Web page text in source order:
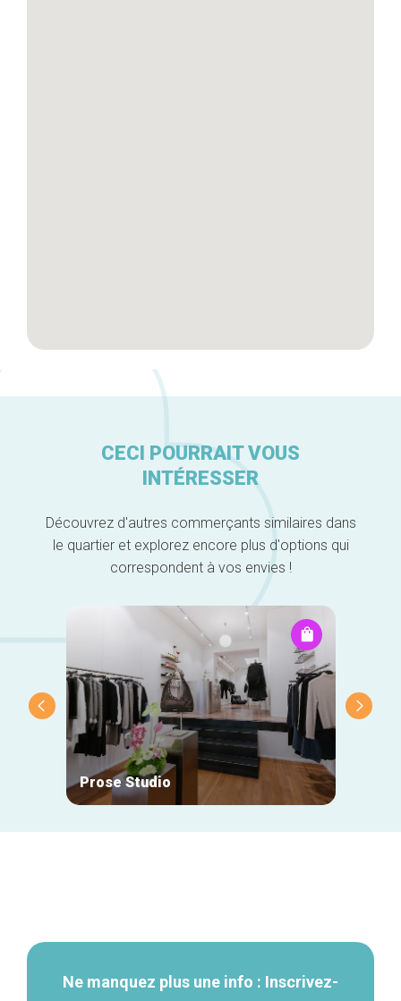
CECI POURRAIT VOUS
INTÉRESSER
Découvrez d'autres commerçants similaires dans
le quartier et explorez encore plus d'options qui
correspondent à vos envies !
Prose Studio
Ne manquez plus une info : Inscrivez-